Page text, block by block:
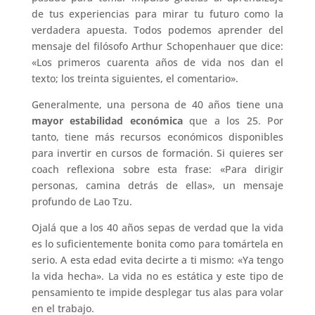
de tus experiencias para mirar tu futuro como la
verdadera apuesta. Todos podemos aprender del
mensaje del filósofo Arthur Schopenhauer que dice:
«Los primeros cuarenta años de vida nos dan el
texto; los treinta siguientes, el comentario».
Generalmente, una persona de 40 años tiene una
mayor estabilidad económicaque a los 25. Por
tanto, tiene más recursos económicos disponibles
para invertir en cursos de formación. Si quieres ser
coach reflexiona sobre esta frase: «Para dirigir
personas, camina detrás de ellas», un mensaje
profundo de Lao Tzu.
Ojalá que a los 40 años sepas de verdad que la vida
es lo suficientemente bonita como para tomártela en
serio. A esta edad evita decirte a ti mismo: «Ya tengo
la vida hecha». La vida no es estática y este tipo de
pensamiento te impide desplegar tus alas para volar
en el trabajo.